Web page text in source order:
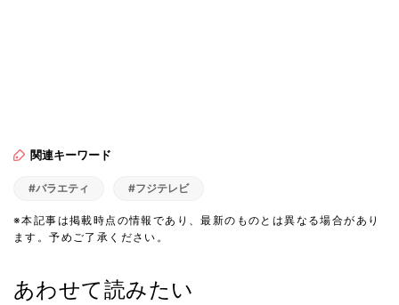
関連キーワード
#バラエティ #フジテレビ
※本記事は掲載時点の情報であり、最新のものとは異なる場合があり
ます。予めご了承ください。
あわせて読みたい